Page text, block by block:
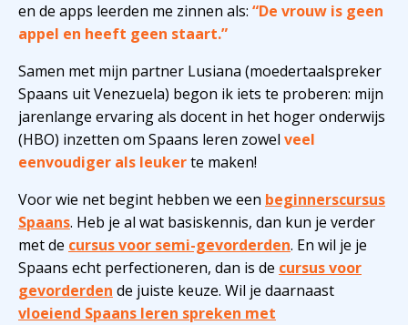
en de apps leerden me zinnen als: “De vrouw is geen
appel en heeft geen staart.”
Samen met mijn partner Lusiana (moedertaalspreker
Spaans uit Venezuela) begon ik iets te proberen: mijn
jarenlange ervaring als docent in het hoger onderwijs
(HBO) inzetten om Spaans leren zowel veel
eenvoudiger als leukerte maken!
Voor wie net begint hebben we een beginnerscursus
Spaans. Heb je al wat basiskennis, dan kun je verder
met de cursus voor semi-gevorderden. En wil je je
Spaans echt perfectioneren, dan is de cursus voor
gevorderden de juiste keuze. Wil je daarnaast
vloeiend Spaans leren spreken met